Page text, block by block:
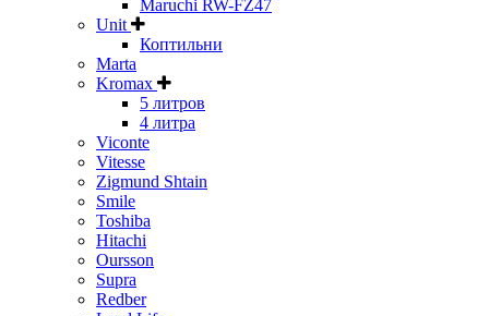
Maruchi RW-FZ47
Unit
Коптильни
Marta
Kromax
5 литров
4 литра
Viconte
Vitesse
Zigmund Shtain
Smile
Toshiba
Hitachi
Oursson
Supra
Redber